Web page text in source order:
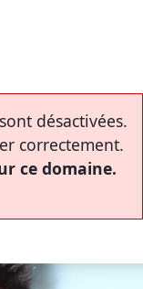
désactivées.
correctement.
ce domaine.